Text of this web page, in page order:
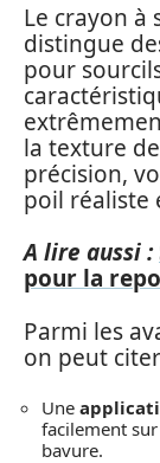
Le crayon à
distingue
pour
la texture
précision,
poil réaliste
A lire aussi :
pour la
Parmi les
on peut
Une
facilement
bavure.